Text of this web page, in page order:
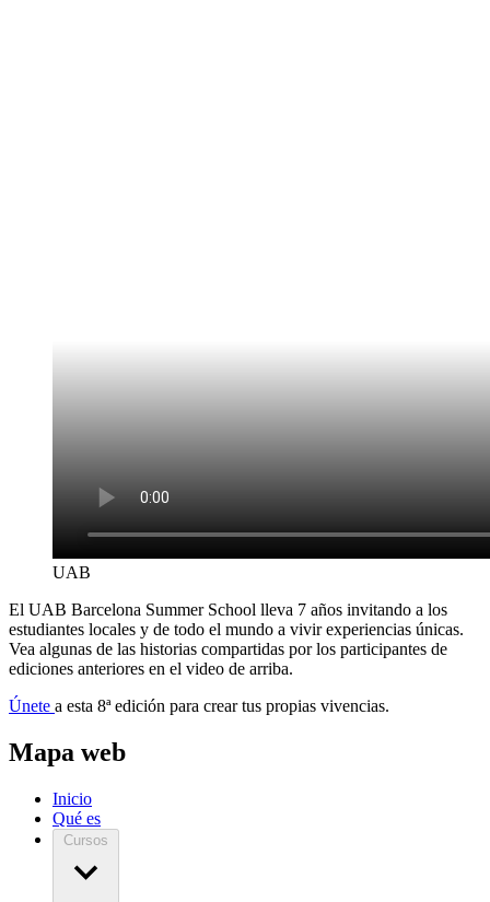
UAB
El UAB Barcelona Summer School lleva 7 años invitando a los
estudiantes locales y de todo el mundo a vivir experiencias únicas.
Vea algunas de las historias compartidas por los participantes de
ediciones anteriores en el video de arriba.
Únete a esta 8ª edición para crear tus propias vivencias.
Mapa web
Inicio
Qué es
Cursos